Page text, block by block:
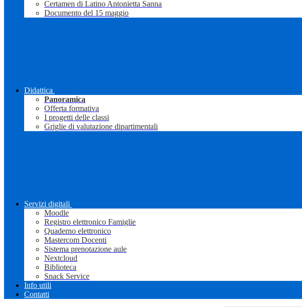
Certamen di Latino Antonietta Sanna
Documento del 15 maggio
Didattica
Panoramica
Offerta formativa
I progetti delle classi
Griglie di valutazione dipartimentali
Servizi digitali
Moodle
Registro elettronico Famiglie
Quaderno elettronico
Mastercom Docenti
Sistema prenotazione aule
Nextcloud
Biblioteca
Snack Service
Info utili
Contatti